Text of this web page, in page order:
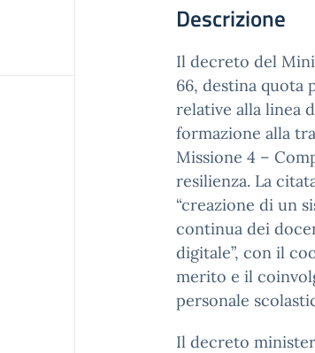
Descrizione
Il decreto del
66, destina quota
relative alla linea
formazione alla
Missione 4 –
resilienza. La
“creazione di un
continua dei
digitale”, con il
merito e il
personale
Il decreto